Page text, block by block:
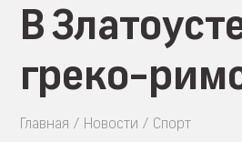
В
греко-
Главная Новости Спорт